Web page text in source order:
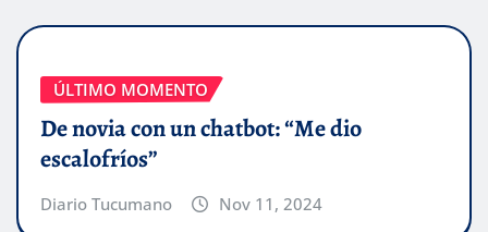
ÚLTIMO MOMENTO
De novia con un chatbot: “Me dio
escalofríos”
Diario Tucumano Nov 11, 2024